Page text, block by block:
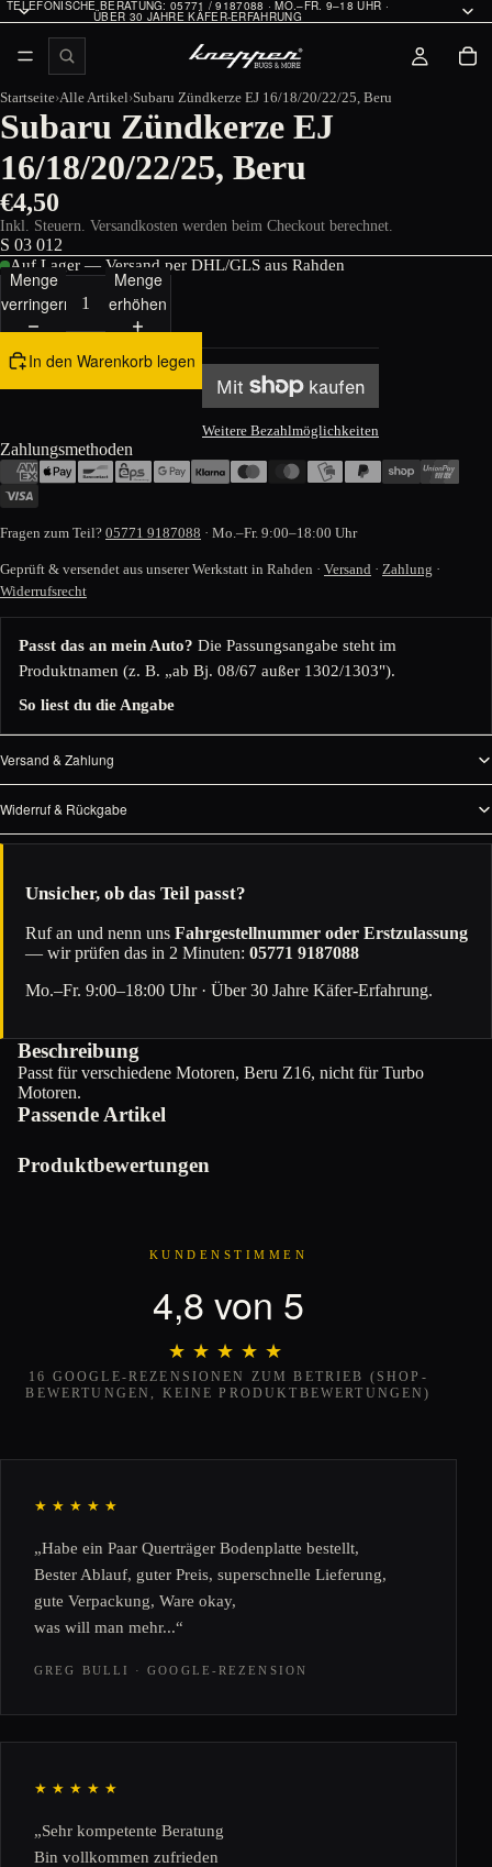
TELEFONISCHE BERATUNG: 05771 / 9187088 · MO.–FR. 9–18 UHR ·
ÜBER 30 JAHRE KÄFER-ERFAHRUNG
Startseite Alle Artikel Subaru Zündkerze EJ 16/18/20/22/25, Beru
Subaru Zündkerze EJ
16/18/20/22/25, Beru
€4,50
Inkl. Steuern. Versandkosten werden beim Checkout berechnet.
S 03 012
Auf Lager — Versand per DHL/GLS aus Rahden
Menge
verringern
Menge
erhöhen
In den Warenkorb legen
Weitere Bezahlmöglichkeiten
Zahlungsmethoden
Fragen zum Teil? 05771 9187088 · Mo.–Fr. 9:00–18:00 Uhr
Geprüft & versendet aus unserer Werkstatt in Rahden · Versand · Zahlung ·
Widerrufsrecht
Passt das an mein Auto? Die Passungsangabe steht im
Produktnamen (z. B. „ab Bj. 08/67 außer 1302/1303").
So liest du die Angabe
Versand & Zahlung
Widerruf & Rückgabe
Unsicher, ob das Teil passt?
Ruf an und nenn uns Fahrgestellnummer oder Erstzulassung
— wir prüfen das in 2 Minuten: 05771 9187088
Mo.–Fr. 9:00–18:00 Uhr · Über 30 Jahre Käfer-Erfahrung.
Beschreibung
Passt für verschiedene Motoren, Beru Z16, nicht für Turbo
Motoren.
Passende Artikel
Produktbewertungen
KUNDENSTIMMEN
4,8 von 5
★★★★★
★★★★★
16 GOOGLE-REZENSIONEN ZUM BETRIEB (SHOP-
BEWERTUNGEN, KEINE PRODUKTBEWERTUNGEN)
★★★★★
„Habe ein Paar Querträger Bodenplatte bestellt,
Bester Ablauf, guter Preis, superschnelle Lieferung,
gute Verpackung, Ware okay,
was will man mehr...“
GREG BULLI · GOOGLE-REZENSION
★★★★★
„Sehr kompetente Beratung
Bin vollkommen zufrieden